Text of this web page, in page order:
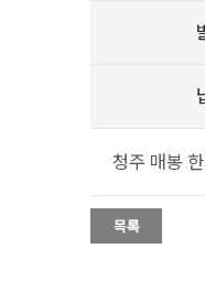
청주 매봉